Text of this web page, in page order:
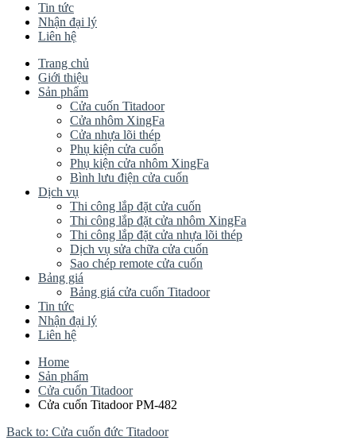
Tin tức
Nhận đại lý
Liên hệ
Trang chủ
Giới thiệu
Sản phẩm
Cửa cuốn Titadoor
Cửa nhôm XingFa
Cửa nhựa lõi thép
Phụ kiện cửa cuốn
Phụ kiện cửa nhôm XingFa
Bình lưu điện cửa cuốn
Dịch vụ
Thi công lắp đặt cửa cuốn
Thi công lắp đặt cửa nhôm XingFa
Thi công lắp đặt cửa nhựa lõi thép
Dịch vụ sửa chữa cửa cuốn
Sao chép remote cửa cuốn
Bảng giá
Bảng giá cửa cuốn Titadoor
Tin tức
Nhận đại lý
Liên hệ
Home
Sản phẩm
Cửa cuốn Titadoor
Cửa cuốn Titadoor PM-482
Back to: Cửa cuốn đức Titadoor